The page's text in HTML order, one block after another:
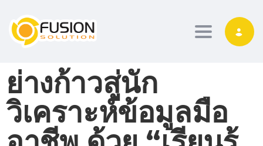
Toggle
ย่างก้าวสู่นัก
วิเคราะห์ข้อมูลมือ